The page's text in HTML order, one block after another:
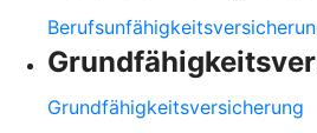
Grundfähigkeitsversicherung